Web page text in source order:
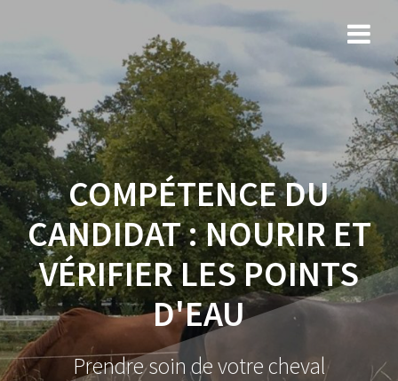
COMPÉTENCE DU
CANDIDAT :NOURIR ET
VÉRIFIER LES POINTS
D'EAU
Prendre soin de votre cheval